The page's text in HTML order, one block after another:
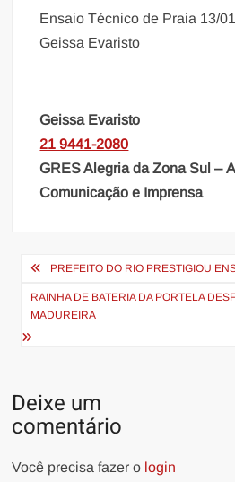
Ensaio Técnico de Praia 13/
Geissa Evaristo
Geissa Evaristo
21 9441-2080
GRES Alegria da Zona Sul –
Comunicação e Imprensa
Navegação
de
Post
PREFEITO DO RIO PRESTIGIOU
RAINHA DE BATERIA DA PORTELA
MADUREIRA
Deixe um
comentário
Você precisa fazer o login